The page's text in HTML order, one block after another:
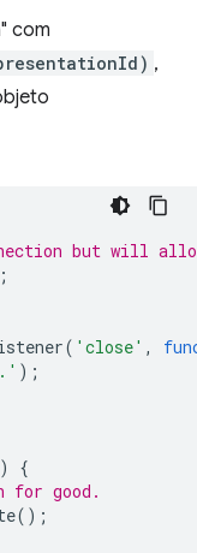
com
,
but will
( 'close' ,
);
{
for good.
();